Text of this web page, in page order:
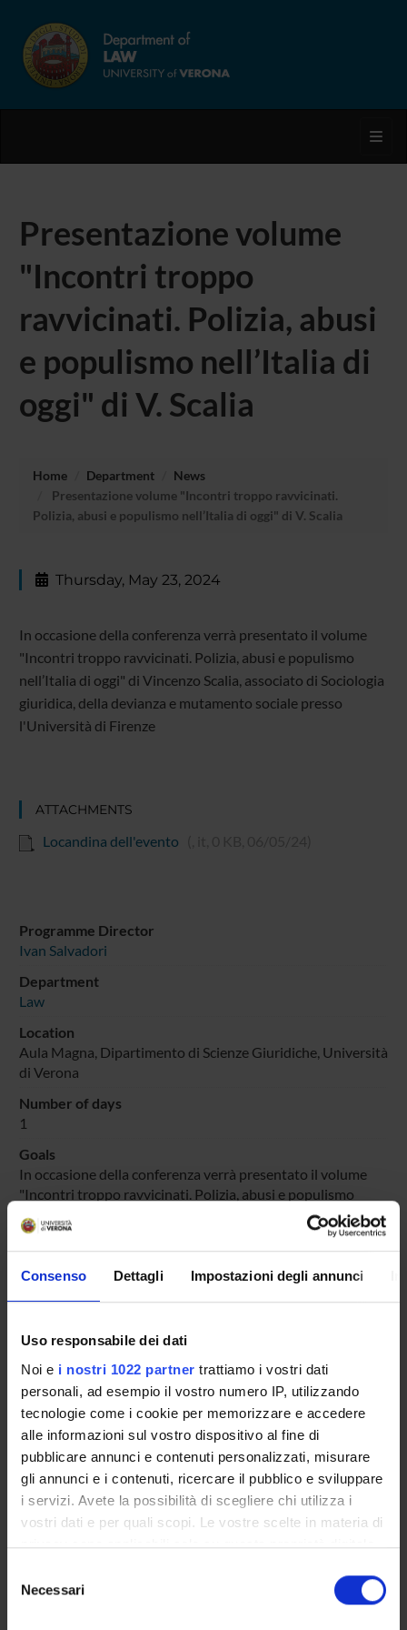
Consenso Dettagli Impostazioni degli annunci
Uso responsabile dei dati
Noi e i nostri 1022 partner trattiamo i vostri dati
personali, ad esempio il vostro numero IP, utilizzando
tecnologie come i cookie per memorizzare e accedere
alle informazioni sul vostro dispositivo al fine di
pubblicare annunci e contenuti personalizzati, misurare
gli annunci e i contenuti, ricercare il pubblico e sviluppare
i servizi. Avete la possibilità di scegliere chi utilizza i
vostri dati e per quali scopi. Le vostre scelte in materia di
privacy sono applicabili solo su questa proprietà digitale
modificare o revocare il proprio consenso in qualsiasi
momento dalla Dichiarazione sui cookie o facendo clic
delNecessari
Presentazione volume
"Incontri troppo
ravvicinati. Polizia, abusi
e populismo nell’Italia di
oggi" di V. Scalia
Home Department
News
Presentazione volume "Incontri troppo ravvicinati.
Polizia, abusi e populismo nell’Italia di oggi" di V. Scalia
Thursday, May 23, 2024
In occasione della conferenza verrà presentato il volume
"Incontri troppo ravvicinati. Polizia, abusi e populismo
nell’Italia di oggi" di Vincenzo Scalia, associato di Sociologia
giuridica, della devianza e mutamento sociale presso
l'Università di Firenze
ATTACHMENTS
Locandina dell'evento
Programme Director
Ivan Salvadori
Department
Law
Location
Aula Magna, Dipartimento di Scienze Giuridiche, Università
di Verona
Number of days
1
Goals
In occasione della conferenza verrà presentato il volume
"Incontri troppo ravvicinati. Polizia, abusi e populismo
nell’Italia di oggi" di Vincenzo Scalia, associato di Sociologia
giuridica, della devianza e mutamento sociale presso
l'Università di Firenze
Addressees
Insegnanti e Personale docente; Studenti
Scientific areas involved
politiche e sociali
Prevalent Category
Organizzazione di iniziative di valorizzazione,
consultazione e condivisione della ricerca: Organizzazione
di iniziative di valorizzazione, consultazione e condivisione
della ricerca
Questa iniziativa contribuisce al perseguimento degli